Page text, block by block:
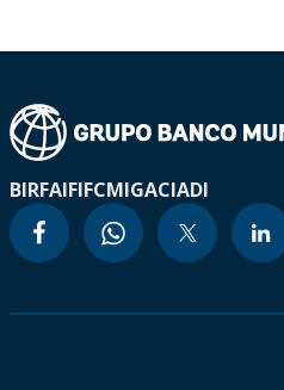
BIRFAIFIFCMIGACIADI